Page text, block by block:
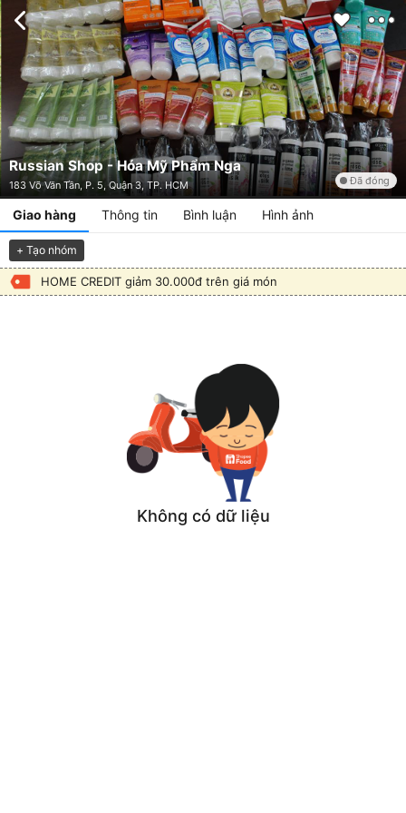
Russian Shop - Hóa Mỹ Phẩm Nga
183 Võ Văn Tần, P. 5, Quận 3, TP. HCM Đã đóng
Giao hàng Thông tin Bình luận Hình ảnh
+ Tạo nhóm
HOME CREDIT giảm 30.000đ trên giá món
Không có dữ liệu